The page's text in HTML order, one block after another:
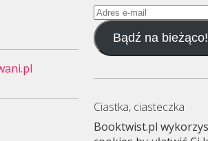
Adres
e-
mailBądź na bieżąco!
Ciastka, ciasteczka
Booktwist.pl